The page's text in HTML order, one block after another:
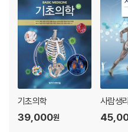
1 개요 33
2 상피조직(epithelial tissue) 33
3 결합조직(connective
4 연골(cartilage) 35
5 대식세포계통(macrophage
6 막(membrane) 35
연습문제 36
기초의학
39,000원
사람생